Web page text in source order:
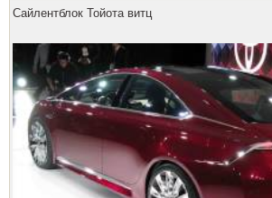
Сайлентблок Тойота витц